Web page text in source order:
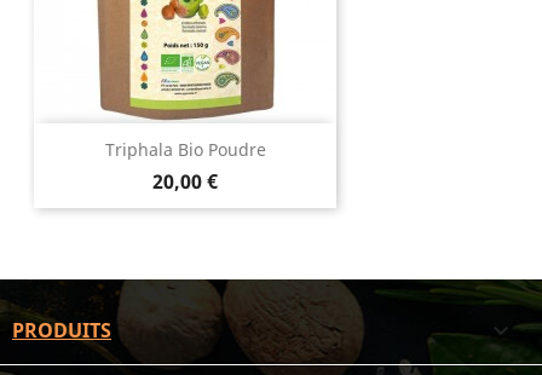
Triphala Bio Poudre
20,00 €
PRODUITS 